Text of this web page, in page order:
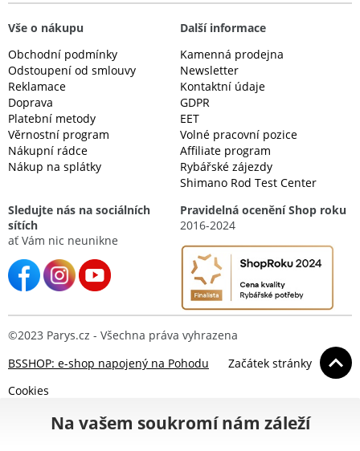
Vše o nákupu
Obchodní podmínky
Odstoupení od smlouvy
Reklamace
Doprava
Platební metody
Věrnostní program
Nákupní rádce
Nákup na splátky
Další informace
Kamenná prodejna
Newsletter
Kontaktní údaje
GDPR
EET
Volné pracovní pozice
Affiliate program
Rybářské zájezdy
Shimano Rod Test Center
Sledujte nás na sociálních
sítích
ať Vám nic neunikne
Pravidelná ocenění Shop roku
2016-2024
©2023 Parys.cz - Všechna práva vyhrazena
BSSHOP: e-shop napojený na Pohodu
Začátek stránky
Cookies
Na vašem soukromí nám záleží